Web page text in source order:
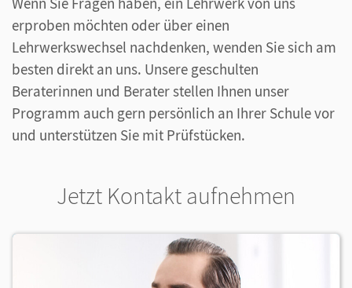
erproben möchten oder über einen
Lehrwerkswechsel nachdenken, wenden Sie sich am
besten direkt an uns. Unsere geschulten
Beraterinnen und Berater stellen Ihnen unser
Programm auch gern persönlich an Ihrer Schule vor
und unterstützen Sie mit Prüfstücken.
Jetzt Kontakt aufnehmen